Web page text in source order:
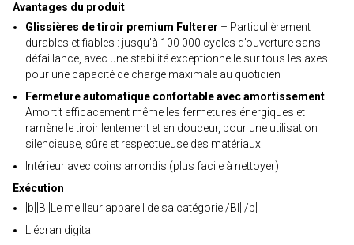
Avantages du produit
Glissières de tiroir premium Fulterer – Particulièrement
durables et fiables : jusqu’à 100 000 cycles d’ouverture sans
défaillance, avec une stabilité exceptionnelle sur tous les axes
pour une capacité de charge maximale au quotidien
Fermeture automatique confortable avec amortissement –
Amortit efficacement même les fermetures énergiques et
ramène le tiroir lentement et en douceur, pour une utilisation
silencieuse, sûre et respectueuse des matériaux
Intérieur avec coins arrondis (plus facile à nettoyer)
Exécution
[b][Bl]Le meilleur appareil de sa catégorie[/Bl][/b]
L'écran digital